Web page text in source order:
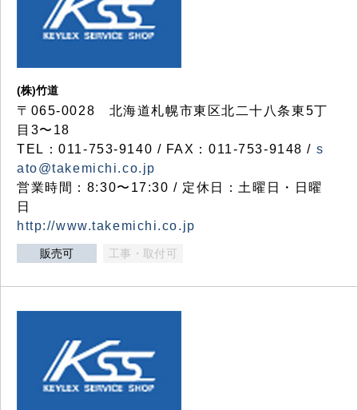
(株)竹道
〒065-0028 北海道札幌市東区北二十八条東5丁
目3〜18
TEL：011-753-9140 / FAX：011-753-9148 / s
ato@takemichi.co.jp
営業時間：8:30〜17:30 / 定休日：土曜日・日曜
日
http://www.takemichi.co.jp
販売可 工事・取付可